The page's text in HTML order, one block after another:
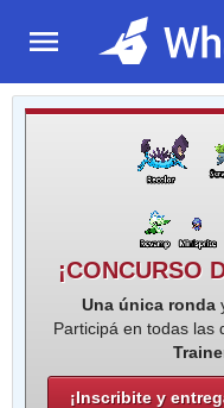
¡CONCURSO
Una única ronda
Participá en todas las
¡Inscribite y